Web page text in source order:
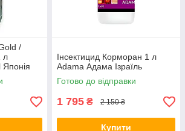
/
л
Інсектицид Корморан 1 л
Аdama Адама Ізраїль
Готово до відправки
1 795 ₴ 2 150 ₴
Купити